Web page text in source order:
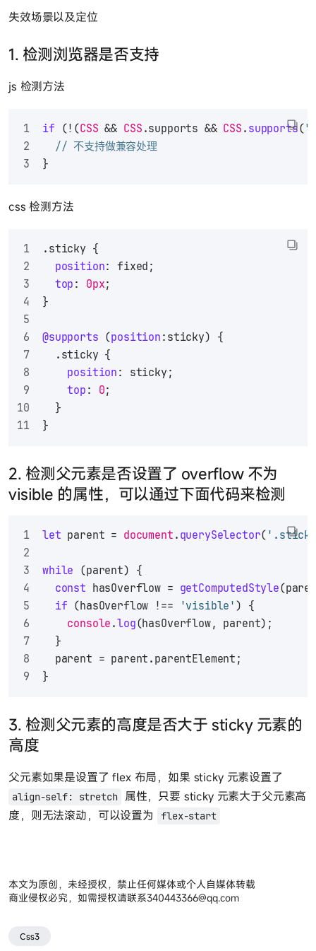
失效场景以及定位
1. 检测浏览器是否支持
js 检测方法
if (!(CSS && CSS .supports && CSS . supports(
// 不支持做兼容处理
}
css 检测方法
.sticky {
position: fixed;
top : 0px;
}
@supports (position :sticky) {
.sticky {
position : sticky;
top : 0;
}
}
2. 检测父元素是否设置了 overflow 不为
visible 的属性，可以通过下面代码来检测
let parent = document . querySelector(
while (parent) {
const hasOverflow = getComputedStyle
if (hasOverflow !== 'visible' ) {
console .log(hasOverflow, parent);
  }
  parent = parent.
parentElement ;
}
3. 检测父元素的高度是否大于 sticky 元素的
高度
父元素如果是设置了 flex 布局，如果 sticky 元素设置了
align-self: stretch
属性，只要 sticky 元素大于父元素高
度，则无法滚动，可以设置为
flex-start
本文为原创，未经授权，禁止任何媒体或个人自媒体转载
商业侵权必究，如需授权请联系340443366@qq.com
Css3